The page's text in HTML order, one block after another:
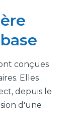
conçues
Elles
depuis le
d'une